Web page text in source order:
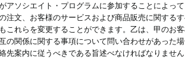
アソシエイト・プログラムに参加することによっ
注文、お客様のサービスおよび商品販売に関する
これらを変更することができます。乙は、甲のお
の関係に関する事項について問い合わせがあった
先案内に従うべきである旨述べなければなりませ